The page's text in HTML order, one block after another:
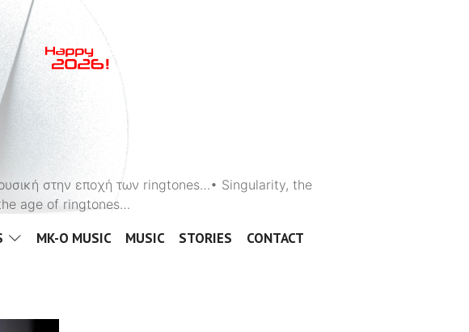
στην εποχή των ringtones…• Singularity, the
age of ringtones…
MK-O MUSIC MUSIC STORIES CONTACT